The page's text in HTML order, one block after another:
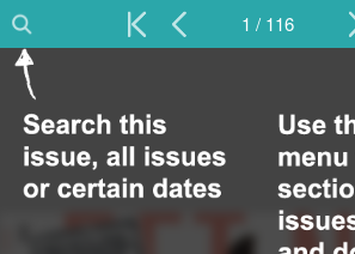
1 / 116